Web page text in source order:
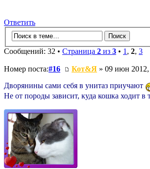
Ответить
Сообщений: 32 • Страница 2 из 3 • 1 , 2, 3
Номер поста:#16 Кот&Я » 09 июн 2012,
Дворянины сами себя в унитаз приучают
Не от породы зависит, куда кошка ходит в